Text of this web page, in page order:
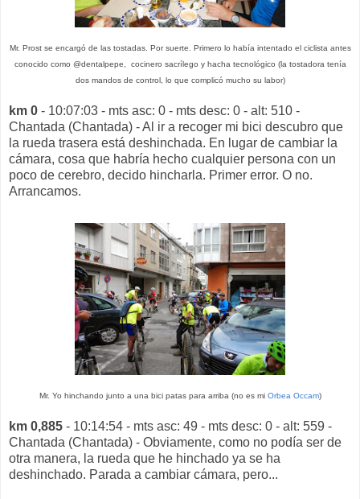
Mr. Prost se encargó de las tostadas. Por suerte. Primero lo había intentado el ciclista antes
conocido como @dentalpepe, cocinero sacrílego y hacha tecnológico (la tostadora tenía
dos mandos de control, lo que complicó mucho su labor)
km 0 - 10:07:03 - mts asc: 0 - mts desc: 0 - alt: 510 -
Chantada (Chantada) - Al ir a recoger mi bici descubro que
la rueda trasera está deshinchada. En lugar de cambiar la
cámara, cosa que habría hecho cualquier persona con un
poco de cerebro, decido hincharla. Primer error. O no.
Arrancamos.
Mr. Yo hinchando junto a una bici patas para arriba (no es mi Orbea Occam)
km 0,885 - 10:14:54 - mts asc: 49 - mts desc: 0 - alt: 559 -
Chantada (Chantada) - Obviamente, como no podía ser de
otra manera, la rueda que he hinchado ya se ha
deshinchado. Parada a cambiar cámara, pero...